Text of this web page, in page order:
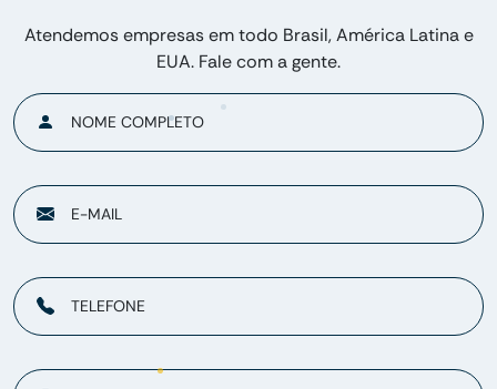
Atendemos empresas em todo Brasil, América Latina e
EUA. Fale com a gente.
NOME COMPLETO
E-MAIL
TELEFONE